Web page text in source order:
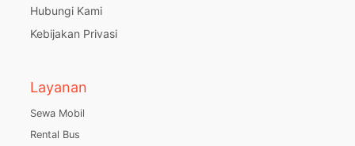
Hubungi Kami
Kebijakan Privasi
Layanan
Sewa Mobil
Rental Bus